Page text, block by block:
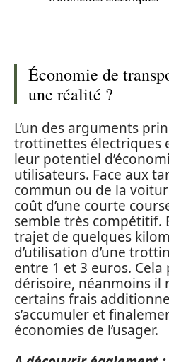
Économie de
une réalité ?
L’un des arguments
trottinettes électriques
leur potentiel
utilisateurs. Face aux
commun ou de la
coût d’une courte
semble très compétitif.
trajet de quelques
d’utilisation d’une
entre 1 et 3 euros.
dérisoire, néanmoins il
certains frais
s’accumuler et
économies de l’usager.